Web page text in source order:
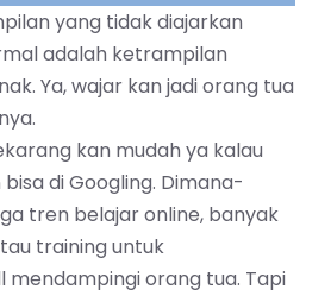
yang tidak diajarkan
adalah ketrampilan
Ya, wajar kan jadi orang tua
kan mudah ya kalau
di Googling. Dimana-
tren belajar online, banyak
training untuk
mendampingi orang tua. Tapi